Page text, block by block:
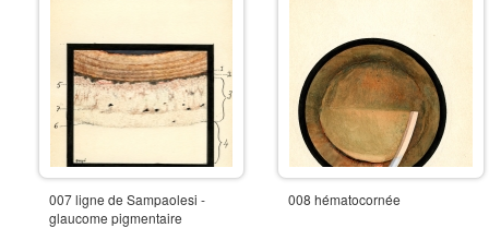
007 ligne de Sampaolesi -
glaucome pigmentaire
008 hématocornée